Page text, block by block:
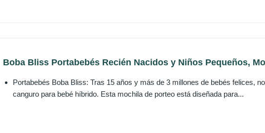
Boba Bliss Portabebés Recién Nacidos y Niños Pequeños,
Portabebés Boba Bliss: Tras 15 años y más de 3 millones de bebés felices,
canguro para bebé híbrido. Esta mochila de porteo está diseñada para...